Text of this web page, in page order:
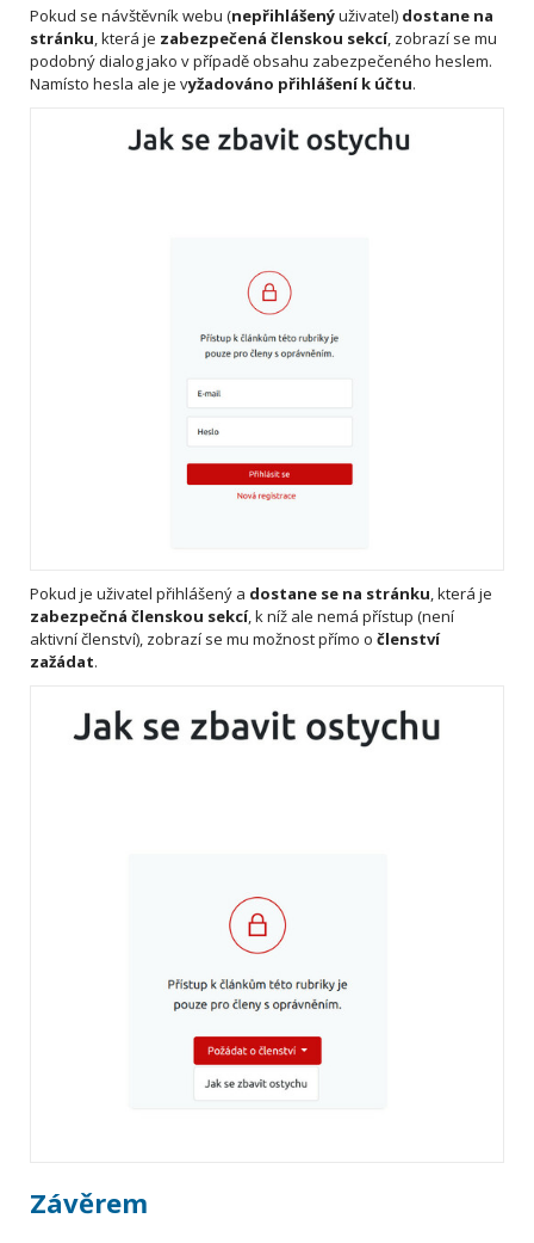
Pokud se návštěvník webu (nepřihlášenýuživatel) dostane na
stránku, která je zabezpečená členskou sekcí, zobrazí se mu
podobný dialog jako v případě obsahu zabezpečeného heslem.
Namísto hesla ale je vyžadováno přihlášení k účtu.
Pokud je uživatel přihlášený a dostane se na stránku, která je
zabezpečná členskou sekcí, k níž ale nemá přístup (není
aktivní členství), zobrazí se mu možnost přímo o členství
zažádat.
Závěrem